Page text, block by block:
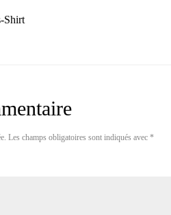
Shirt
Les champs obligatoires sont indiqués avec *